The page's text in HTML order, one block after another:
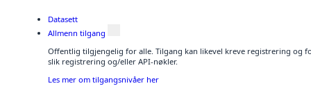
Datasett
Allmenn tilgang
Offentlig tilgjengelig for alle. Tilgang kan likevel kreve registrering og
slik registrering og/eller API-nøkler.
Les mer om tilgangsnivåer her